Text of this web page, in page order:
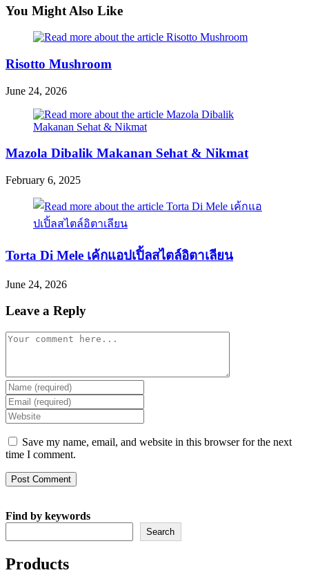
articles
You Might Also Like
Risotto Mushroom
June 24, 2026
Mazola Dibalik Makanan Sehat & Nikmat
February 6, 2025
Torta Di Mele เค้กแอปเปิ้ลสไตล์อิตาเลียน
June 24, 2026
Leave a Reply
Comment
Enter
your
name
or
username
to
comment
Enter
your
email
address
to
comment
Enter
your
website
URL
Save my name, email, and website in this browser for the next
time I comment.
Find by keywords
Search
Products